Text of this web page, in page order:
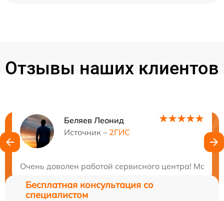
Отзывы наших клиентов
Беляев Леонид
Источник – 2ГИС
Очень доволен работой сервисного центра!
Нужна консультация?
Бесплатная консультация со
специалистом